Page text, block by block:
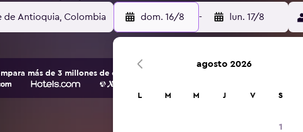
dom. 16/8 - lun. 17/8
más de 3 millones de opciones de hoteles y alojamientos.
agosto 2026
L M M J V S
1